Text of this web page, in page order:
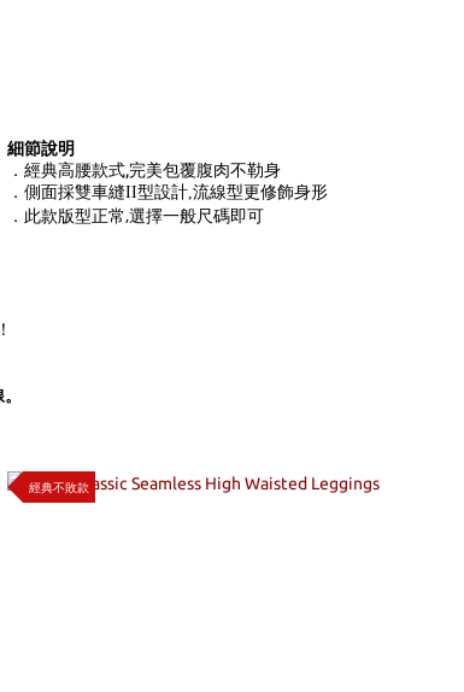
細節說明
．經典高腰款式,完美包覆腹肉不勒身
．側面採雙車縫II型設計,流線型更修飾身形
． 此款版型正常,選擇一般尺碼即可
經典不敗款